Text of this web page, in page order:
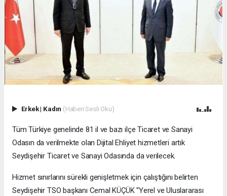
Erkek| Kadın (Haberi Sesli Oku)
Tüm Türkiye genelinde 81 il ve bazı ilçe Ticaret ve Sanayi
Odasın da verilmekte olan Dijital Ehliyet hizmetleri artık
Seydişehir Ticaret ve Sanayi Odasında da verilecek.
Hizmet sınırlarını sürekli genişletmek için çalıştığını belirten
Seydişehir TSO başkanı Cemal KÜÇÜK ''Yerel ve Uluslararası